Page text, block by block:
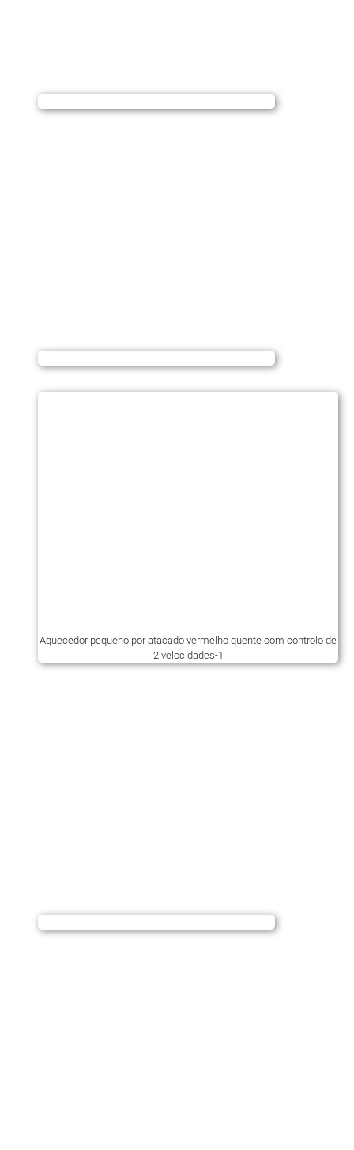
Aquecedor pequeno por atacado vermelho quente com controlo de
2 velocidades-1